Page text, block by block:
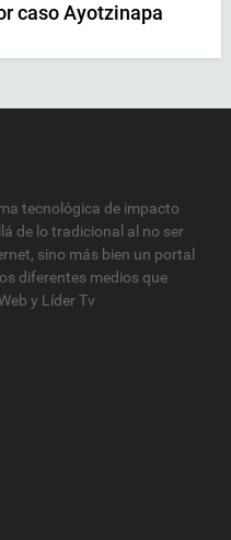
caso Ayotzinapa
tecnológica de impacto
de lo tradicional al no ser
sino más bien un portal
diferentes medios que
y Líder Tv